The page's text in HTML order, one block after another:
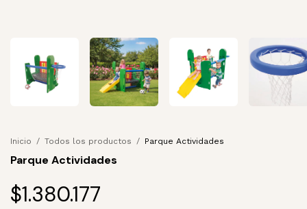
Inicio / Todos los productos / Parque Actividades
Parque Actividades
$1.380.177